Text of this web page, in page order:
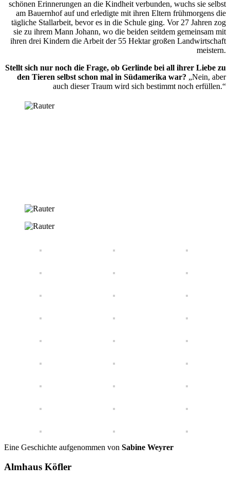
schönen Erinnerungen an die Kindheit verbunden, wuchs sie selbst
am Bauernhof auf und erledigte mit ihren Eltern frühmorgens die
tägliche Stallarbeit, bevor es in die Schule ging. Vor 27 Jahren zog
sie zu ihrem Mann Johann, wo die beiden seitdem gemeinsam mit
ihren drei Kindern die Arbeit der 55 Hektar großen Landwirtschaft
meistern.
Stellt sich nur noch die Frage, ob Gerlinde bei all ihrer Liebe zu
den Tieren selbst schon mal in Südamerika war? „Nein, aber
auch dieser Traum wird sich bestimmt noch erfüllen.“
Eine Geschichte aufgenommen von Sabine Weyrer
Almhaus Köfler